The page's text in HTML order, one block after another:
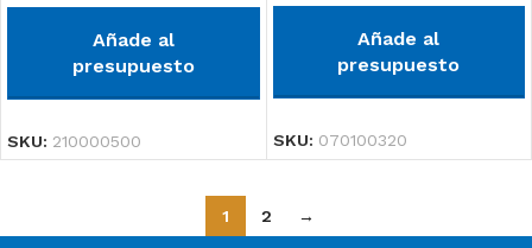
Añade al
presupuesto
SKU: 210000500
Añade al
presupuesto
SKU: 070100320
1 2 →